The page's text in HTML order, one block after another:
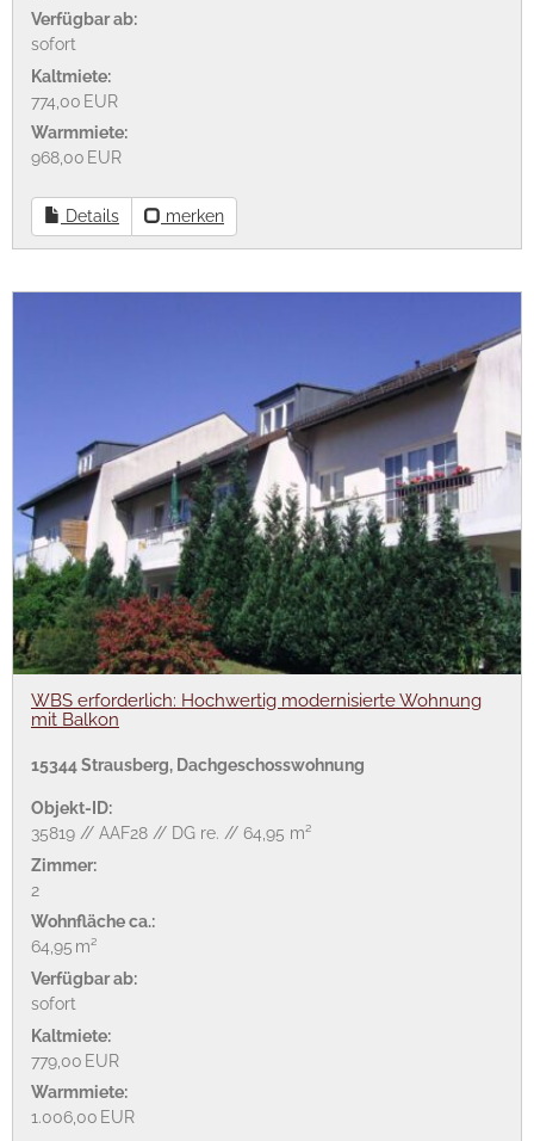
Verfügbar ab:
sofort
Kaltmiete:
774,00 EUR
Warmmiete:
968,00 EUR
Details merken
WBS erforderlich: Hochwertig modernisierte Wohnung
mit Balkon
15344 Strausberg, Dachgeschosswohnung
Objekt-ID:
35819 // AAF28 // DG re. // 64,95 m²
Zimmer:
2
Wohnfläche ca.:
64,95 m²
Verfügbar ab:
sofort
Kaltmiete:
779,00 EUR
Warmmiete:
1.006,00 EUR